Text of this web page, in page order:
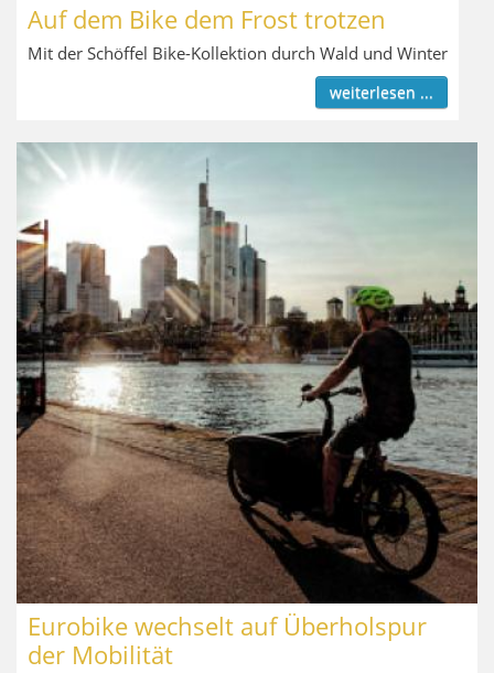
Auf dem Bike dem Frost trotzen
Mit der Schöffel Bike-Kollektion durch Wald und Winter
weiterlesen ...
Eurobike wechselt auf Überholspur
der Mobilität